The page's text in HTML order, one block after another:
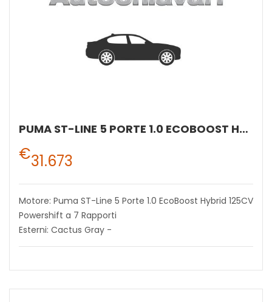
PUMA ST-LINE 5 PORTE 1.0 ECOBOOST HYBRID 125CV POWERSHIFT A 7 RAPPORTI
€31.673
Motore: Puma ST-Line 5 Porte 1.0 EcoBoost Hybrid 125CV
Powershift a 7 Rapporti
Esterni: Cactus Gray -